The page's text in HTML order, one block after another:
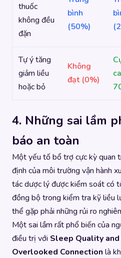
thuốc
không đều
đặn
bình
(50%)
Tự ý tăng
giảm liều
hoặc bỏ
Không
đạt (0%)
4. Những sai lầm
báo an toàn
Một yếu tố bổ trợ cực kỳ quan
định của môi trường vận hành
tác dược lý được kiểm soát có
đồng bộ trong kiểm tra kỹ liều
thể gặp phải những rủi ro
Một sai lầm rất phổ biến của
điều trị với Sleep Quality
Overlooked Connection là